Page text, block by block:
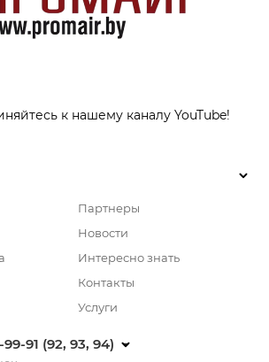
к нашему каналу YouTube!
Партнеры
Новости
Интересно знать
Контакты
Услуги
99-91 (92, 93, 94)